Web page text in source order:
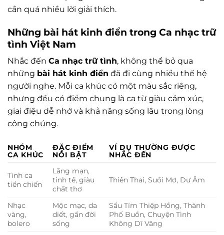
cần quá nhiều lời giải thích.
Những bài hát kinh điển trong Ca nhạc trữ
tình Việt Nam
Nhắc đến Ca nhạc trữ tình, không thể bỏ qua
những bài hát kinh điển đã đi cùng nhiều thế hệ
người nghe. Mỗi ca khúc có một màu sắc riêng,
nhưng đều có điểm chung là ca từ giàu cảm xúc,
giai điệu dễ nhớ và khả năng sống lâu trong lòng
công chúng.
NHÓM
CA KHÚC
ĐẶC ĐIỂM
NỔI BẬT
VÍ DỤ THƯỜNG ĐƯỢC
NHẮC ĐẾN
Tình ca
tiền chiến
Lãng mạn,
tinh tế, giàu
chất thơ
Thiên Thai, Suối Mơ, Dư Âm
Nhạc
vàng,
bolero
Mộc mạc, da
diết, gần đời
sống
Sầu Tím Thiệp Hồng, Thành
Phố Buồn, Chuyện Tình
Không Dĩ Vãng